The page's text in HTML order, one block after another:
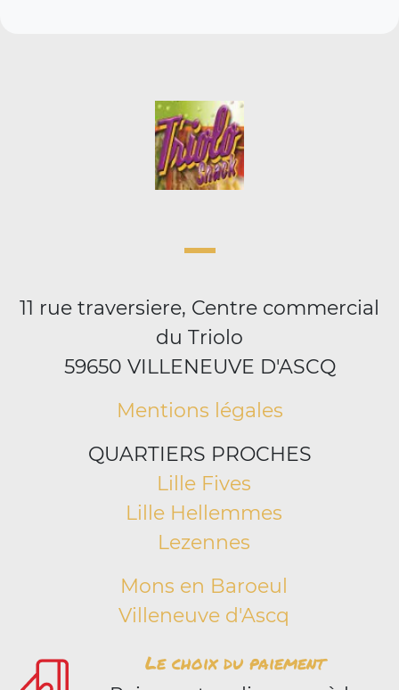
11 rue traversiere, Centre commercial
du Triolo
59650 VILLENEUVE D'ASCQ
Mentions légales
QUARTIERS PROCHES
Lille Fives
Lille Hellemmes
Lezennes
Mons en Baroeul
Villeneuve d'Ascq
Le choix du paiement